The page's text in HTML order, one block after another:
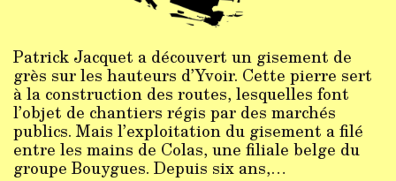
Patrick Jacquet a découvert un gisement de
grès sur les hauteurs d’Yvoir. Cette pierre sert
à la construction des routes, lesquelles font
l’objet de chantiers régis par des marchés
publics. Mais l’exploitation du gisement a filé
entre les mains de Colas, une filiale belge du
groupe Bouygues. Depuis six ans,…